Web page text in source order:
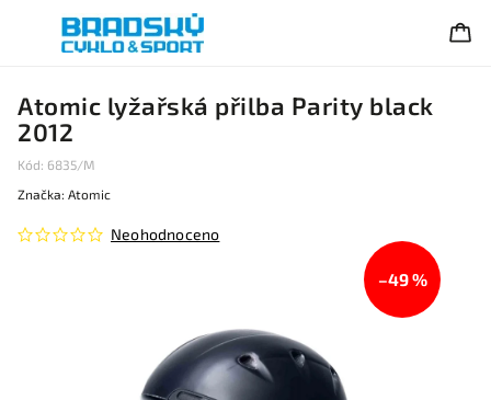
Atomic lyžařská přilba Parity black
2012
Kód: 6835/M
Neohodnoceno
Značka: Atomic
–49 %